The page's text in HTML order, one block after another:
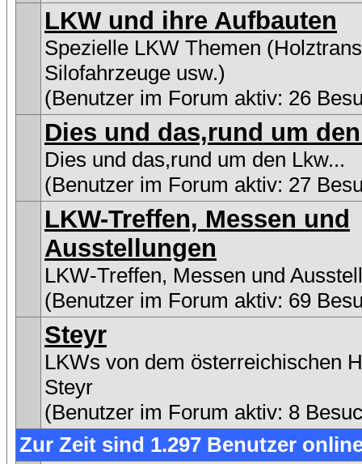
LKW und ihre Aufbauten
Spezielle LKW Themen
Silofahrzeuge usw.)
(Benutzer im Forum aktiv: 26
Dies und das,rund um
Dies und das,rund um den Lkw...
(Benutzer im Forum aktiv: 27
LKW-Treffen, Messen und
Ausstellungen
LKW-Treffen, Messen und
(Benutzer im Forum aktiv: 69
Steyr
LKWs von dem österreichischen
Steyr
(Benutzer im Forum aktiv: 8
Zur Zeit sind 1.297 Benutzer